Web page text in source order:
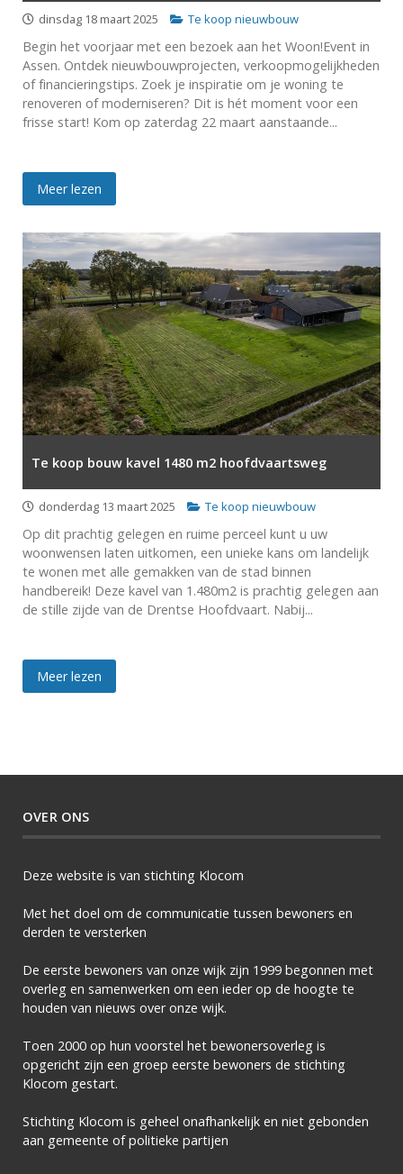
dinsdag 18 maart 2025 Te koop nieuwbouw
Begin het voorjaar met een bezoek aan het Woon!Event in
Assen. Ontdek nieuwbouwprojecten, verkoopmogelijkheden
of financieringstips. Zoek je inspiratie om je woning te
renoveren of moderniseren? Dit is hét moment voor een
frisse start! Kom op zaterdag 22 maart aanstaande...
Meer lezen
Te koop bouw kavel 1480 m2 hoofdvaartsweg
donderdag 13 maart 2025 Te koop nieuwbouw
Op dit prachtig gelegen en ruime perceel kunt u uw
woonwensen laten uitkomen, een unieke kans om landelijk
te wonen met alle gemakken van de stad binnen
handbereik! Deze kavel van 1.480m2 is prachtig gelegen aan
de stille zijde van de Drentse Hoofdvaart. Nabij...
Meer lezen
OVER ONS
Deze website is van stichting Klocom
Met het doel om de communicatie tussen bewoners en
derden te versterken
De eerste bewoners van onze wijk zijn 1999 begonnen met
overleg en samenwerken om een ieder op de hoogte te
houden van nieuws over onze wijk.
Toen 2000 op hun voorstel het bewonersoverleg is
opgericht zijn een groep eerste bewoners de stichting
Klocom gestart.
Stichting Klocom is geheel onafhankelijk en niet gebonden
aan gemeente of politieke partijen